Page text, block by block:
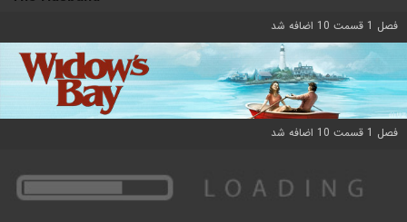
فصل 1 قسمت 10 اضافه شد
فصل 1 قسمت 10 اضافه شد